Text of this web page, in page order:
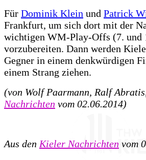
Für Dominik Klein und Patrick
Frankfurt, um sich dort mit der
wichtigen WM-Play-Offs (7. und
vorzubereiten. Dann werden
Gegner in einem denkwürdigen
einem Strang ziehen.
(von Wolf Paarmann, Ralf
Nachrichten vom 02.06.2014)
Aus den Kieler Nachrichten vom